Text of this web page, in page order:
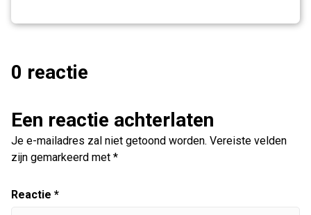
0 reactie
Een reactie achterlaten
Je e-mailadres zal niet getoond worden. Vereiste velden
zijn gemarkeerd met *
Reactie *